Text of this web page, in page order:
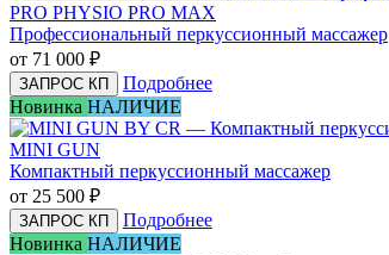
PRO PHYSIO PRO MAX
Профессиональный перкуссионный массажер
от 71 000 ₽
ЗАПРОС КП
Подробнее
Новинка НАЛИЧИЕ
MINI GUN
Компактный перкуссионный массажер
от 25 500 ₽
ЗАПРОС КП
Подробнее
Новинка НАЛИЧИЕ